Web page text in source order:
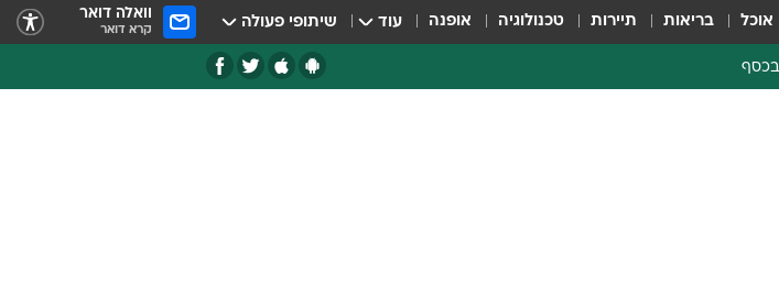
אוכל בריאות תיירות טכנולוגיה אופנה עוד שיתופי פעולה וואלה דואר
קרא דואר
בכסף